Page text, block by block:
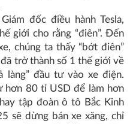
đốc điều hành Tesla,
giới cho rằng “điên”. Đến
chúng ta thấy “bớt điên”
trở thành số 1 thế giới về
làng” đầu tư vào xe điện.
hơn 80 tỉ USD để làm hơn
tập đoàn ô tô Bắc Kinh
sẽ dừng bán xe xăng, chỉ